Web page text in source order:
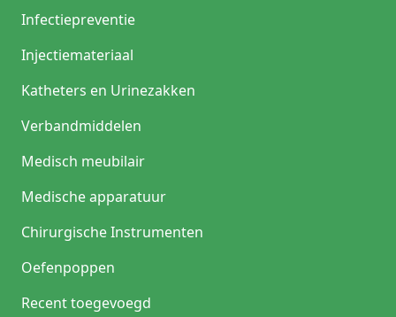
Infectiepreventie
Injectiemateriaal
Katheters en Urinezakken
Verbandmiddelen
Medisch meubilair
Medische apparatuur
Chirurgische Instrumenten
Oefenpoppen
Recent toegevoegd